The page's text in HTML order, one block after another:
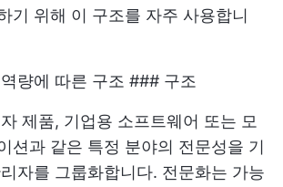
기 위해 이 구조를 자주 사용합니
량에 따른 구조 ### 구조
제품, 기업용 소프트웨어 또는 모
션과 같은 특정 분야의 전문성을 기
자를 그룹화합니다. 전문화는 가능